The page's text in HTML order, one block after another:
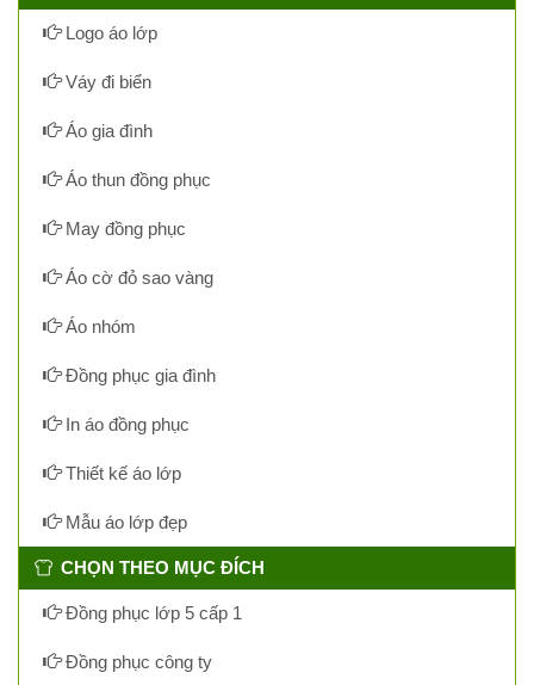
Logo áo lớp
Váy đi biển
Áo gia đình
Áo thun đồng phục
May đồng phục
Áo cờ đỏ sao vàng
Áo nhóm
Đồng phục gia đình
In áo đồng phục
Thiết kế áo lớp
Mẫu áo lớp đẹp
CHỌN THEO MỤC ĐÍCH
Đồng phục lớp 5 cấp 1
Đồng phục công ty